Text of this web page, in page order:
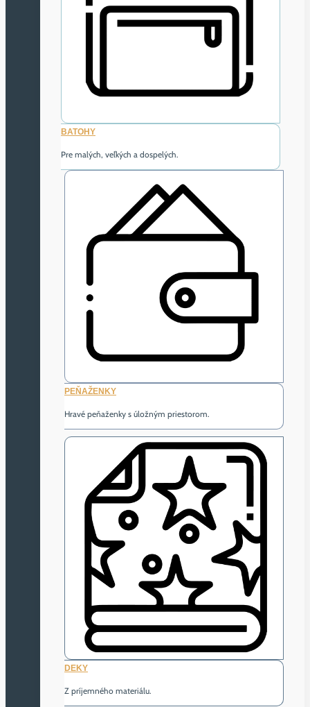
BATOHY
Pre malých, veľkých a dospelých.
PEŇAŽENKY
Hravé peňaženky s úložným priestorom.
DEKY
Z príjemného materiálu.